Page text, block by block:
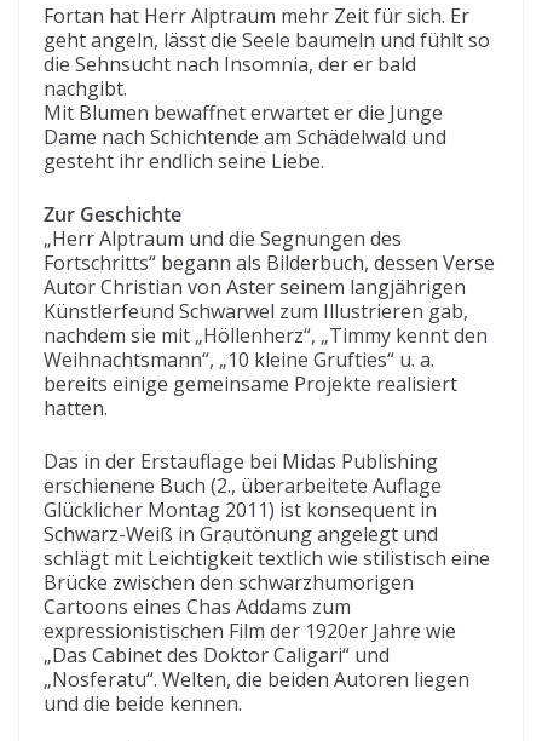
Fortan hat Herr Alptraum mehr Zeit für sich. Er
geht angeln, lässt die Seele baumeln und fühlt so
die Sehnsucht nach Insomnia, der er bald
nachgibt.
Mit Blumen bewaffnet erwartet er die Junge
Dame nach Schichtende am Schädelwald und
gesteht ihr endlich seine Liebe.
Zur Geschichte
„Herr Alptraum und die Segnungen des
Fortschritts“ begann als Bilderbuch, dessen Verse
Autor Christian von Aster seinem langjährigen
Künstlerfeund Schwarwel zum Illustrieren gab,
nachdem sie mit „Höllenherz“, „Timmy kennt den
Weihnachtsmann“, „10 kleine Grufties“ u. a.
bereits einige gemeinsame Projekte realisiert
hatten.
Das in der Erstauflage bei Midas Publishing
erschienene Buch (2., überarbeitete Auflage
Glücklicher Montag 2011) ist konsequent in
Schwarz-Weiß in Grautönung angelegt und
schlägt mit Leichtigkeit textlich wie stilistisch eine
Brücke zwischen den schwarzhumorigen
Cartoons eines Chas Addams zum
expressionistischen Film der 1920er Jahre wie
„Das Cabinet des Doktor Caligari“ und
„Nosferatu“. Welten, die beiden Autoren liegen
und die beide kennen.